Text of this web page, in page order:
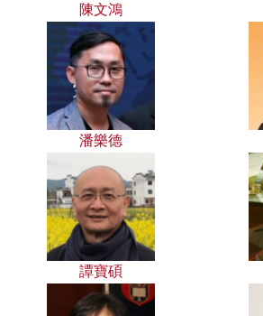
陳文鴻
潘樂德
譚寶碩